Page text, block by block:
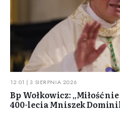
12:01 | 3 SIERPNIA 2026
Bp Wołkowicz: „Miłość
400-lecia Mniszek